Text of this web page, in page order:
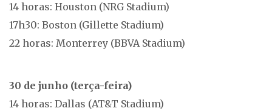
14 horas: Houston (NRG Stadium)
17h30: Boston (Gillette Stadium)
22 horas: Monterrey (BBVA Stadium)
30 de junho (terça-feira)
14 horas: Dallas (AT&T Stadium)